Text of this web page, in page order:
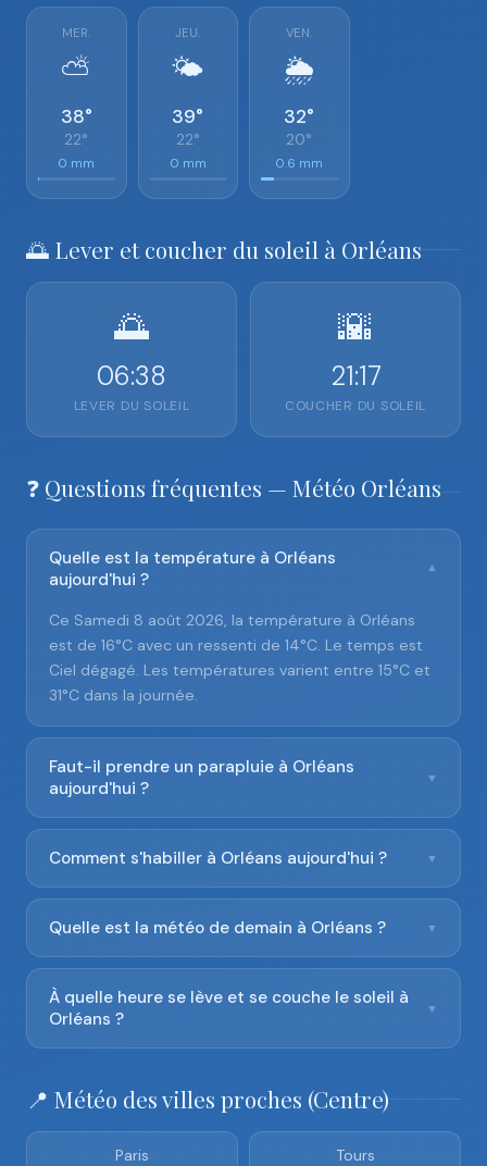
MER.
⛅
38°
22°
0 mm
JEU.
🌤️
39°
22°
0 mm
VEN.
🌦️
32°
20°
0.6 mm
🌅 Lever et coucher du soleil à Orléans
🌅
06:38
LEVER DU SOLEIL
🌇
21:17
COUCHER DU SOLEIL
❓ Questions fréquentes — Météo Orléans
Quelle est la température à Orléans
aujourd'hui ?
▼
Ce Samedi 8 août 2026, la température à Orléans
est de 16°C avec un ressenti de 14°C. Le temps est
Ciel dégagé. Les températures varient entre 15°C et
31°C dans la journée.
Faut-il prendre un parapluie à Orléans
aujourd'hui ?
▼
Comment s'habiller à Orléans aujourd'hui ? ▼
Quelle est la météo de demain à Orléans ? ▼
À quelle heure se lève et se couche le soleil à
Orléans ?
▼
📍 Météo des villes proches (Centre)
Paris Tours